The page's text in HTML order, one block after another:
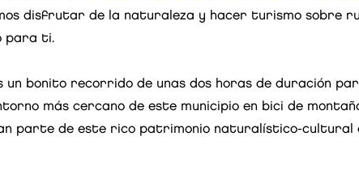
disfrutar de la naturaleza y hacer turismo sobre
para ti.
un bonito recorrido de unas dos horas de duración
más cercano de este municipio en bici de
parte de este rico patrimonio naturalístico-cultural